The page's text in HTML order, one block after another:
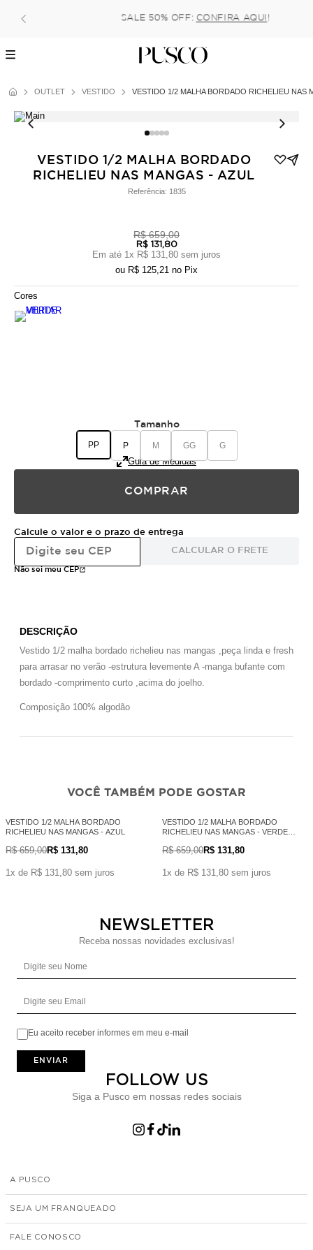
Pague no pix com 5% de desconto, ou parcele no
(parcela mínima de 100 reais) sem
OUTLET VESTIDO VESTIDO 1/2 MALHA BORDADO RICHELIEU NAS
VESTIDO 1/2 MALHA BORDADO
RICHELIEU NAS MANGAS - AZUL
Referência: 1835
R$ 659,00
R$ 131,80
Em até 1x R$ 131,80 sem juros
ou R$ 125,21 no Pix
Cores
Tamanho
PP P M GG G
Guia de Medidas
COMPRAR
Calcule o valor e o prazo de entrega
CALCULAR O FRETE
Não sei meu CEP
DESCRIÇÃO
Vestido 1/2 malha bordado richelieu nas mangas ,peça linda e fresh
para arrasar no verão -estrutura levemente A -manga bufante com
bordado -comprimento curto ,acima do joelho.
Composição 100% algodão
VOCÊ TAMBÉM PODE GOSTAR
VESTIDO 1/2 MALHA BORDADO
RICHELIEU NAS MANGAS - AZUL
R$ 659,00R$ 131,80
1x de R$ 131,80 sem juros
VESTIDO 1/2 MALHA BORDADO
RICHELIEU NAS MANGAS - VERDE
R$ 659,00R$ 131,80
1x de R$ 131,80 sem juros
NEWSLETTER
Receba nossas novidades exclusivas!
Eu aceito receber informes em meu e-mail
ENVIAR
FOLLOW US
Siga a Pusco em nossas redes sociais
A PUSCO
SEJA UM FRANQUEADO
FALE CONOSCO